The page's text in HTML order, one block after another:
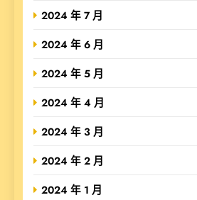
2024 年 7 月
2024 年 6 月
2024 年 5 月
2024 年 4 月
2024 年 3 月
2024 年 2 月
2024 年 1 月